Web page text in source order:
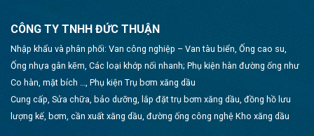
CÔNG TY TNHH ĐỨC THUẬN
Nhập khẩu và phân phối: Van công nghiệp – Van tàu biển, Ống cao su,
Ống nhựa gân kẽm, Các loại khớp nối nhanh; Phụ kiện hàn đường ống như
Co hàn, mặt bích …, Phụ kiện Trụ bơm xăng dầu
Cung cấp, Sửa chữa, bảo dưỡng, lắp đặt trụ bơm xăng dầu, đồng hồ lưu
lượng kế, bơm, cần xuất xăng dầu, đường ống công nghệ Kho xăng dầu